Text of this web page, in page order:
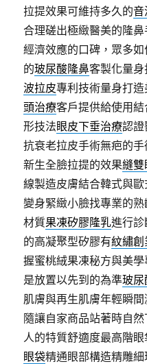
拉提效果可維持多久的音
合理磋出極緻醫美的隆鼻
經濟效應的口碑，眾多
的玻尿酸隆鼻客製化量
波拉皮專利技術量身打
頭治療客戶提供給使用
形技法眼皮下垂治療認
抗衰老拉皮手術無疤的手
新生全臉拉提的效果縫雙
線製造皮膚結合韓式與歐
變身緊緻小臉找專業的
材質果凍矽膠隆乳進行
的高凝聚型矽膠有紋繡
握蜜桃絨果凍秘方與美
是放置以先到的為準玻
肌膚與再生肌膚年輕瞬間
隨讓自家商品站著時自
人的特質舒適度最高階
眼袋精通眼部構造精雕